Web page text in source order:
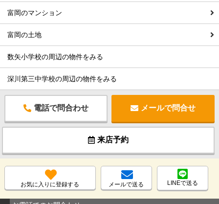
富岡のマンション
富岡の土地
数矢小学校の周辺の物件をみる
深川第三中学校の周辺の物件をみる
電話で問合わせ メールで問合せ
来店予約
お気に入りに登録する メールで送る LINEで送る